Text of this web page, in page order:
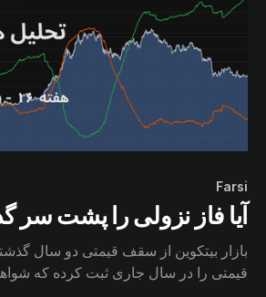
Farsi
آیا فاز نزولی را پشت سر
بازار بیتکوین از سقف قیمتی دو سال
قیمتی را در سال جاری ثبت کرده که